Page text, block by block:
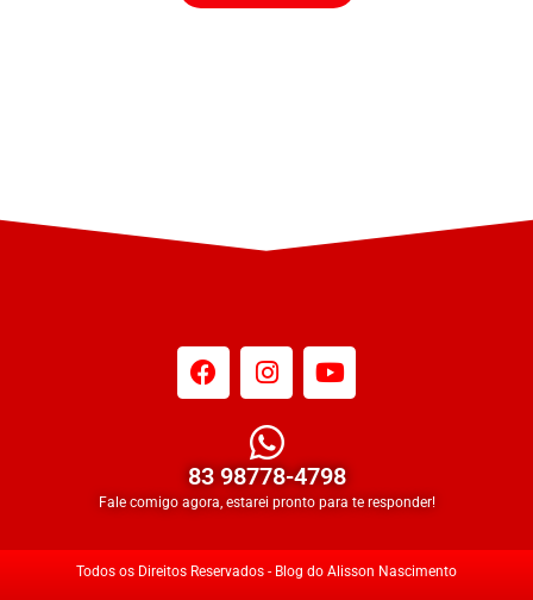
83 98778-4798
Fale comigo agora, estarei pronto para te responder!
Todos os Direitos Reservados - Blog do Alisson Nascimento